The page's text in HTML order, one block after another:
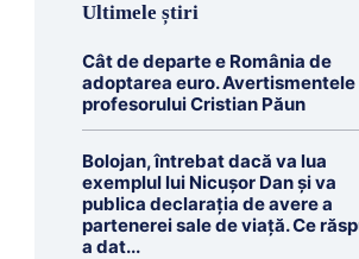
Ultimele știri
Cât de departe e România de
adoptarea euro. Avertismentele
profesorului Cristian Păun
Bolojan, întrebat dacă va lua
exemplul lui Nicușor Dan și va
publica declarația de avere a
partenerei sale de viață. Ce
a dat...